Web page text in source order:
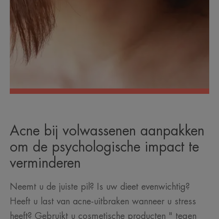
Acne bij volwassenen aanpakken
om de psychologische impact te
verminderen
Neemt u de juiste pil? Is uw dieet evenwichtig?
Heeft u last van acne-uitbraken wanneer u stress
heeft? Gebruikt u cosmetische producten " tegen